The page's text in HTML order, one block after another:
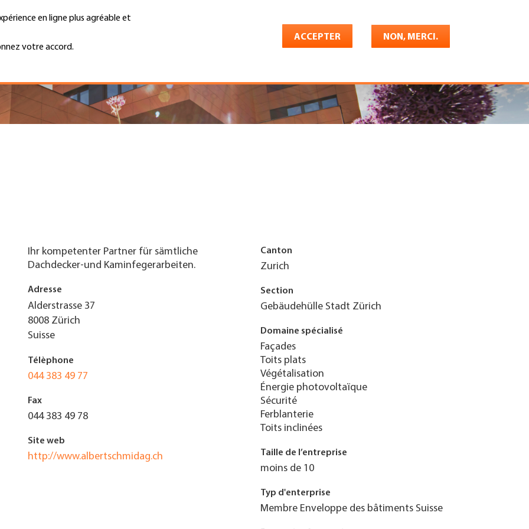
en ligne plus agréable et
votre accord.
ACCEPTER NON, MERCI.
Top
Menu
Shop Konto Français
Ihr kompetenter Partner für sämtliche
Dachdecker-und Kaminfegerarbeiten.
Adresse
Alderstrasse 37
8008 Zürich
Suisse
Télèphone
044 383 49 77
Fax
044 383 49 78
Site web
http://www.albertschmidag.ch
Canton
Zurich
Section
Gebäudehülle Stadt Zürich
Domaine spécialisé
Façades
Toits plats
Végétalisation
Énergie photovoltaïque
Sécurité
Ferblanterie
Toits inclinées
Taille de l’entreprise
moins de 10
Typ d'enterprise
Membre Enveloppe des bâtiments Suisse